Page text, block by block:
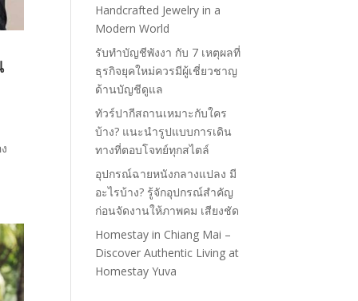
Handcrafted Jewelry in a
Modern World
รับทำบัญชีพังงา กับ 7 เหตุผลที่
ธุรกิจยุคใหม่ควรมีผู้เชี่ยวชาญ
ด้านบัญชีดูแล
ทัวร์ปากีสถานเหมาะกับใคร
บ้าง? แนะนำรูปแบบการเดิน
ทางที่ตอบโจทย์ทุกสไตล์
อุปกรณ์ฉายหนังกลางแปลง มี
อะไรบ้าง? รู้จักอุปกรณ์สำคัญ
ก่อนจัดงานให้ภาพคม เสียงชัด
Homestay in Chiang Mai –
Discover Authentic Living at
Homestay Yuva